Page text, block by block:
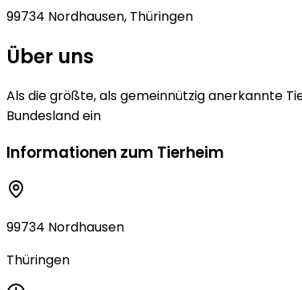
99734 Nordhausen, Thüringen
Über uns
Als die größte, als gemeinnützig anerkannte
Bundesland ein
Informationen zum Tierheim
99734 Nordhausen
Thüringen